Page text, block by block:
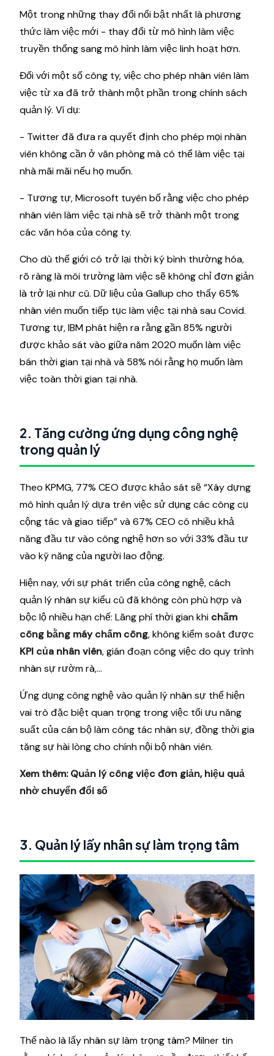
Một trong những thay đổi nổi bật nhất là phương
thức làm việc mới - thay đổi từ mô hình làm việc
truyền thống sang mô hình làm việc linh hoạt hơn.
Đối với một số công ty, việc cho phép nhân viên làm
việc từ xa đã trở thành một phần trong chính sách
quản lý. Ví dụ:
- Twitter đã đưa ra quyết định cho phép mọi nhân
viên không cần ở văn phòng mà có thể làm việc tại
nhà mãi mãi nếu họ muốn.
- Tương tự, Microsoft tuyên bố rằng việc cho phép
nhân viên làm việc tại nhà sẽ trở thành một trong
các văn hóa của công ty.
Cho dù thế giới có trở lại thời ký bình thường hóa,
rõ ràng là môi trường làm việc sẽ không chỉ đơn giản
là trở lại như cũ. Dữ liệu của Gallup cho thấy 65% ​​
nhân viên muốn tiếp tục làm việc tại nhà sau Covid.
Tương tự, IBM phát hiện ra rằng gần 85% người
được khảo sát vào giữa năm 2020 muốn làm việc
bán thời gian tại nhà và 58% nói rằng họ muốn làm
việc toàn thời gian tại nhà.
2. Tăng cường ứng dụng công nghệ
trong quản lý
Theo KPMG, 77% CEO được khảo sát sẽ “Xây dựng
mô hình quản lý dựa trên việc sử dụng các công cụ
cộng tác và giao tiếp” và 67% CEO có nhiều khả
năng đầu tư vào công nghệ hơn so với 33% đầu tư
vào kỹ năng của người lao động.
Hiện nay, với sự phát triển của công nghệ, cách
quản lý nhân sự kiểu cũ đã không còn phù hợp và
bộc lộ nhiều hạn chế: Lãng phí thời gian khi chấm
công bằng máy chấm công, không kiểm soát được
KPI của nhân viên, gián đoạn công việc do quy trình
nhân sự rườm rà,…
Ứng dụng công nghệ vào quản lý nhân sự thể hiện
vai trò đặc biệt quan trọng trong việc tối ưu năng
suất của cán bộ làm công tác nhân sự, đồng thời gia
tăng sự hài lòng cho chính nội bộ nhân viên.
Xem thêm: Quản lý công việc đơn giản, hiệu quả
nhờ chuyển đổi số
3. Quản lý lấy nhân sự làm trọng tâm
Thế nào là lấy nhân sự làm trọng tâm? Milner tin